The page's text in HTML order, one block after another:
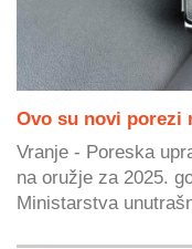
Ovo su novi porezi
Vranje - Poreska
na oružje za 2025.
Ministarstva